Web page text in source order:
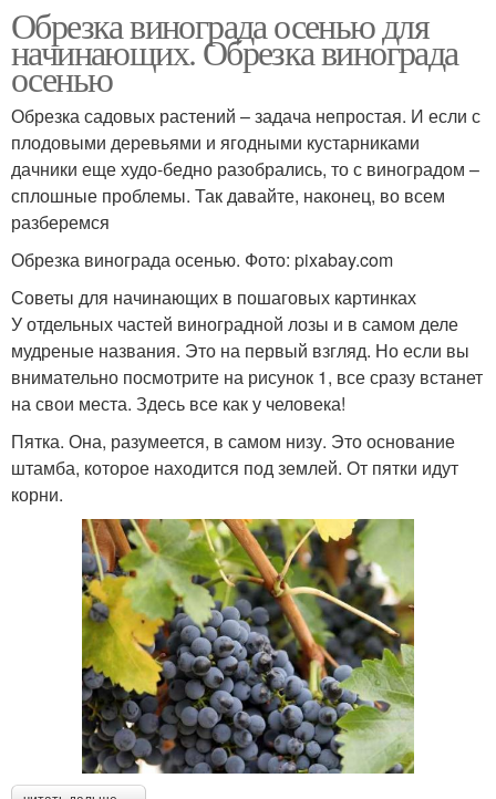
Обрезка винограда осенью для
начинающих. Обрезка винограда
осенью
Обрезка садовых растений – задача непростая. И если с
плодовыми деревьями и ягодными кустарниками
дачники еще худо-бедно разобрались, то с виноградом –
сплошные проблемы. Так давайте, наконец, во всем
разберемся
Обрезка винограда осенью. Фото: pixabay.com
Советы для начинающих в пошаговых картинках
У отдельных частей виноградной лозы и в самом деле
мудреные названия. Это на первый взгляд. Но если вы
внимательно посмотрите на рисунок 1, все сразу встанет
на свои места. Здесь все как у человека!
Пятка. Она, разумеется, в самом низу. Это основание
штамба, которое находится под землей. От пятки идут
корни.